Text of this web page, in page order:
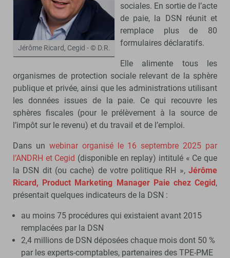
Jérôme Ricard, Cegid - © D.R.
sociales. En sortie de l’acte
de paie, la DSN réunit et
remplace plus de 80
formulaires déclaratifs.
Elle alimente tous les
organismes de protection sociale relevant de la sphère
publique et privée, ainsi que les administrations utilisant
les données issues de la paie. Ce qui recouvre les
sphères fiscales (pour le prélèvement à la source de
l’impôt sur le revenu) et du travail et de l’emploi.
Dans un webinar organisé le 16 septembre 2025 par
l’ANDRH et Cegid (disponible en replay) intitulé « Ce que
la DSN dit (ou cache) de votre politique RH », Jérôme
Ricard, Product Marketing Manager Paie chez Cegid,
présentait quelques indicateurs de la DSN :
au moins 75 procédures qui existaient avant 2015
remplacées par la DSN
2,4 millions de DSN déposées chaque mois dont 50 %
par les experts-comptables, partenaires des TPE-PME